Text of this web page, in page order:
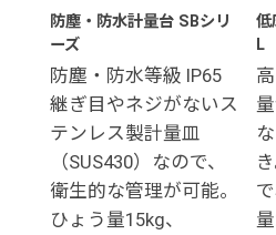
防塵・防水計量台 SBシリ
ーズ
防塵・防水等級 IP65
継ぎ目やネジがないス
テンレス製計量皿
（SUS430）なので、
衛生的な管理が可能。
ひょう量15kg、
低
L